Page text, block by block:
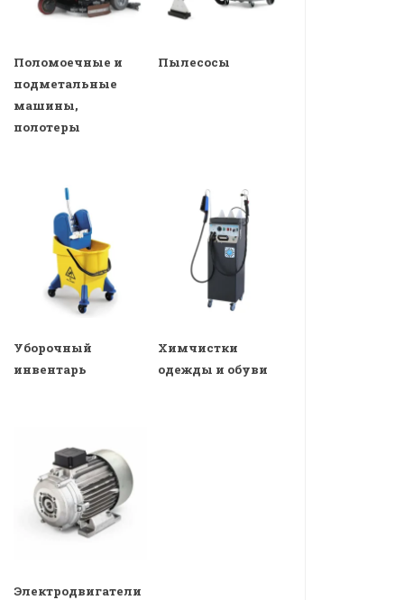
Поломоечные и
подметальные
машины,
полотеры
Пылесосы
Уборочный
инвентарь
Химчистки
одежды и обуви
Электродвигатели